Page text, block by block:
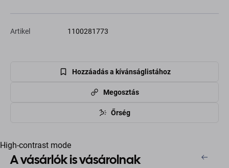
Artikel 1100281773
Hozzáadás a kívánságlistához
Megosztás
Őrség
High-contrast mode
A vásárlók is vásárolnak